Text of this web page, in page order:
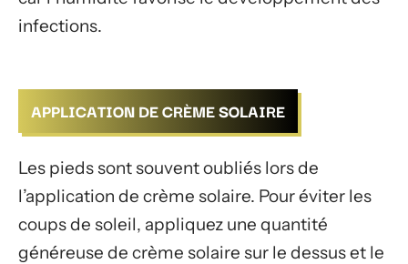
infections.
APPLICATION DE CRÈME SOLAIRE
Les pieds sont souvent oubliés lors de
l’application de crème solaire. Pour éviter les
coups de soleil, appliquez une quantité
généreuse de crème solaire sur le dessus et le